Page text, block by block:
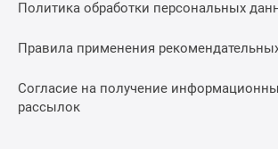
Политика обработки персональных
Правила применения
Согласие на получение
рассылок